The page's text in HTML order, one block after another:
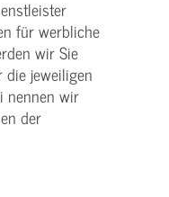
für werbliche
wir Sie
jeweiligen
nennen wir
der